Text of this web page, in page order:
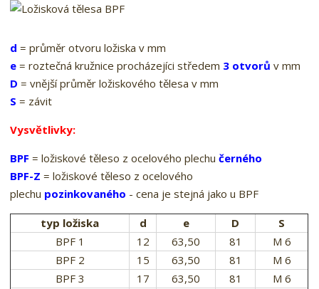
í
a
n
a
d = průměr otvoru ložiska v mm
e = roztečná kružnice procházejíci středem 3 otvorův mm
D = vnější průměr ložiskového tělesa v mm
S = závit
Vysvětlivky:
BPF = ložiskové těleso z ocelového plechučerného
BPF-Z = ložiskové těleso z ocelového
plechu pozinkovaného - cena je stejná jako u BPF
typ ložiska d e D
S
BPF 1
12 63,50 81
M 6
BPF 2
15 63,50 81
M 6
BPF 3
17 63,50 81
M 6